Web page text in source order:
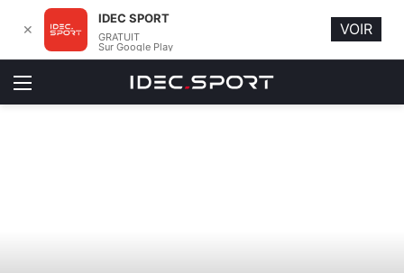
Menu
✕
IDEC SPORT
GRATUIT
Sur Google Play
VOIR